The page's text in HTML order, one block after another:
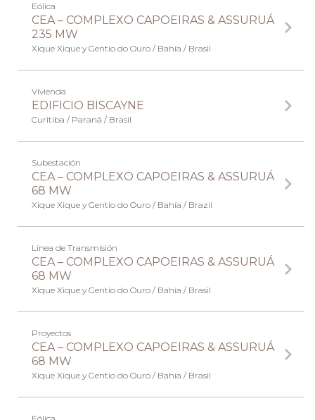
Eólica
CEA – COMPLEXO CAPOEIRAS & ASSURUÁ
235 MW
Xique Xique y Gentio do Ouro / Bahía / Brasil
Vivienda
EDIFICIO BISCAYNE
Curitiba / Paraná / Brasil
Subestación
CEA – COMPLEXO CAPOEIRAS & ASSURUÁ
68 MW
Xique Xique y Gentio do Ouro / Bahía / Brazil
Línea de Transmisión
CEA – COMPLEXO CAPOEIRAS & ASSURUÁ
68 MW
Xique Xique y Gentio do Ouro / Bahía / Brasil
Proyectos
CEA – COMPLEXO CAPOEIRAS & ASSURUÁ
68 MW
Xique Xique y Gentio do Ouro / Bahía / Brasil